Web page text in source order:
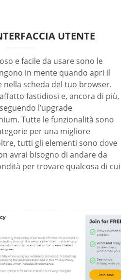
UTENTE
e facile da usare sono le
in mente quando apri il
nella scheda del tuo browser.
fastidiosi e, ancora di più,
l’upgrade
Tutte le funzionalità sono
per una migliore
tutti gli elementi sono dove
avrai bisogno di andare da
per trovare qualcosa di cui